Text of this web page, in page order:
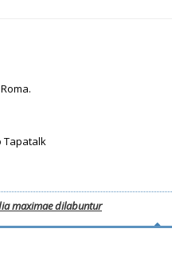
Tapatalk
maximae dilabuntur